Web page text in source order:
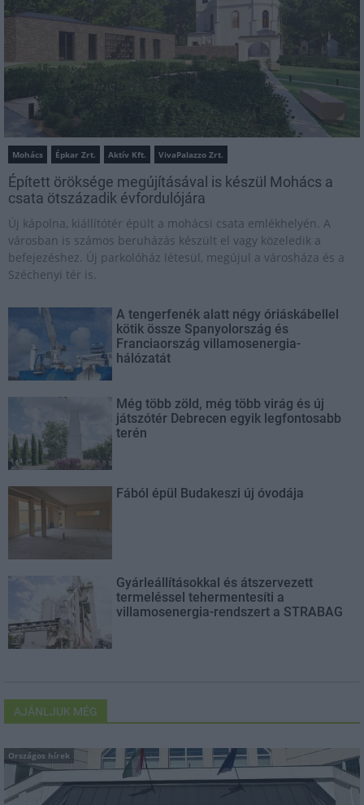
Mohács Épkar Zrt. Aktív Kft. VivaPalazzo Zrt.
Épített öröksége megújításával is készül Mohács a
csata ötszázadik évfordulójára
Új kápolna, kiállítótér épült a mohácsi csata emlékhelyén. A
városban is számos beruházás készült el vagy közeledik a
befejezéshez. Új parkolóház létesül, megújul a városháza és a
Széchenyi tér is.
A tengerfenék alatt négy óriáskábellel
kötik össze Spanyolország és
Franciaország villamosenergia-
hálózatát
Még több zöld, még több virág és új
játszótér Debrecen egyik legfontosabb
terén
Fából épül Budakeszi új óvodája
Gyárleállításokkal és átszervezett
termeléssel tehermentesíti a
villamosenergia-rendszert a STRABAG
AJÁNLJUK MÉG
Országos hírek